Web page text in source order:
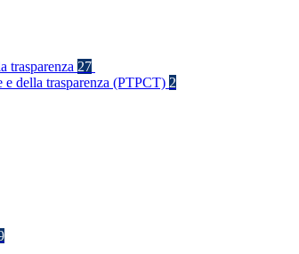
trasparenza 27
della trasparenza (PTPCT) 2